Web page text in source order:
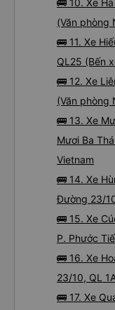
🚌 10. Xe
(Văn phòng
🚌 11. Xe
QL25 (Bến
🚌 12. Xe
(Văn phòng
🚌 13. Xe
Mươi Ba
Vietnam
🚌 14. Xe
Đường 23/
🚌 15. Xe
P. Phước
🚌 16. Xe
23/10, QL
🚌 17. Xe